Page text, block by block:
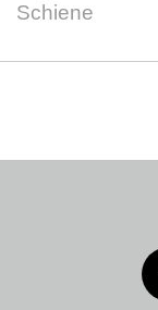
Schiene